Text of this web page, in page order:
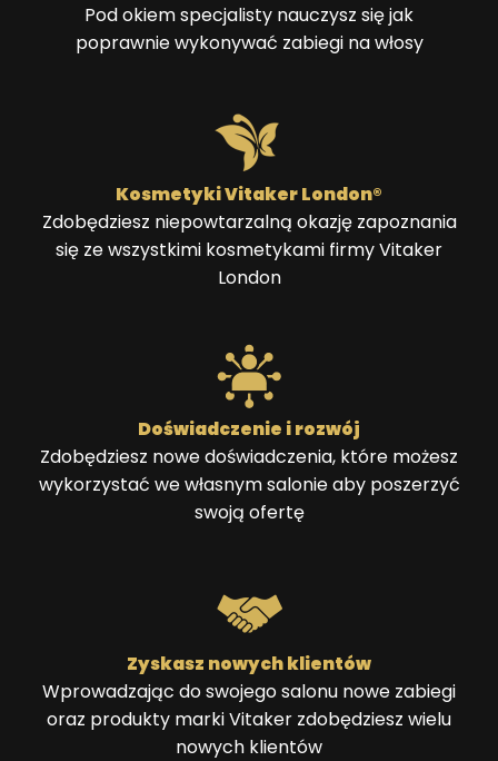
Pod okiem specjalisty nauczysz się jak
poprawnie wykonywać zabiegi na włosy
Kosmetyki Vitaker London®
Zdobędziesz niepowtarzalną okazję zapoznania
się ze wszystkimi kosmetykami firmy Vitaker
London
Doświadczenie i rozwój
Zdobędziesz nowe doświadczenia, które możesz
wykorzystać we własnym salonie aby poszerzyć
swoją ofertę
Zyskasz nowych klientów
Wprowadzając do swojego salonu nowe zabiegi
oraz produkty marki Vitaker zdobędziesz wielu
nowych klientów